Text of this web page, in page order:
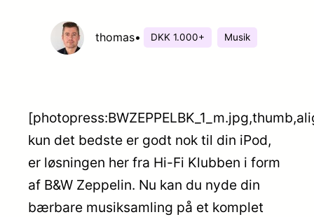
thomas• DKK 1.000+ Musik
kun det bedste er godt nok til din iPod,
er løsningen her fra Hi-Fi Klubben i form
af B&W Zeppelin. Nu kan du nyde din
bærbare musiksamling på et komplet